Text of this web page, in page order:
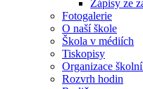
Zápisy ze
Fotogalerie
O naší škole
Škola v médiích
Tiskopisy
Organizace
Rozvrh hodin